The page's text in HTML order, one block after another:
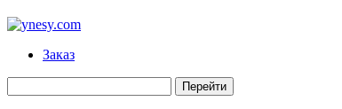
Заказ
Перейти